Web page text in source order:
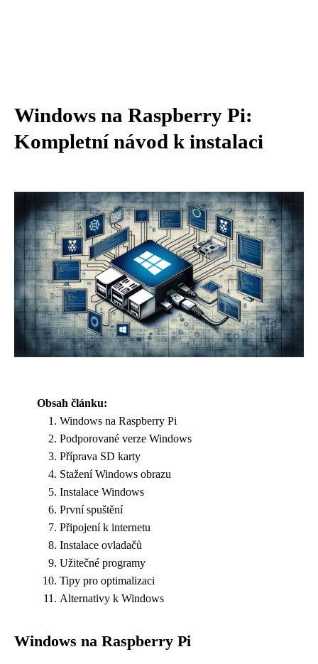
Windows na Raspberry Pi:
Kompletní návod k instalaci
Obsah článku:
Windows na Raspberry Pi
Podporované verze Windows
Příprava SD karty
Stažení Windows obrazu
Instalace Windows
První spuštění
Připojení k internetu
Instalace ovladačů
Užitečné programy
Tipy pro optimalizaci
Alternativy k Windows
Windows na Raspberry Pi